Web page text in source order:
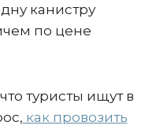
канистру
по цене
туристы ищут в
как провозить